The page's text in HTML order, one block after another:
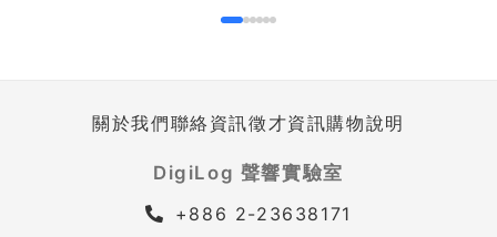
關於我們聯絡資訊徵才資訊購物說明
DigiLog 聲響實驗室
+886 2-23638171